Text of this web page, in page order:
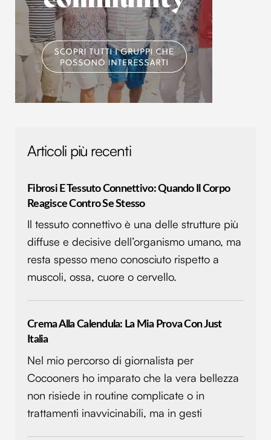
Utilizziamo i cookie per personalizzare contenuti ed
annunci, per fornire funzionalità dei social media e per
analizzare il nostro traffico. Condividiamo inoltre
informazioni sul modo in cui utilizzi il nostro sito con i
nostri partner che si occupano di analisi dei dati web,
pubblicità e social media, i quali potrebbero combinarle
con altre informazioni che hai fornito loro o che hanno
Articoli più recenti
Fibrosi E Tessuto Connettivo: Quando Il Corpo
Reagisce Contro Se Stesso
Il tessuto connettivo è una delle strutture più
diffuse e decisive dell’organismo umano, ma
resta spesso meno conosciuto rispetto a
muscoli, ossa, cuore o cervello.
Crema Alla Calendula: La Mia Prova Con Just
Italia
Nel mio percorso di giornalista per
Cocooners ho imparato che la vera bellezza
non risiede in routine complicate o in
trattamenti inavvicinabili, ma in gesti